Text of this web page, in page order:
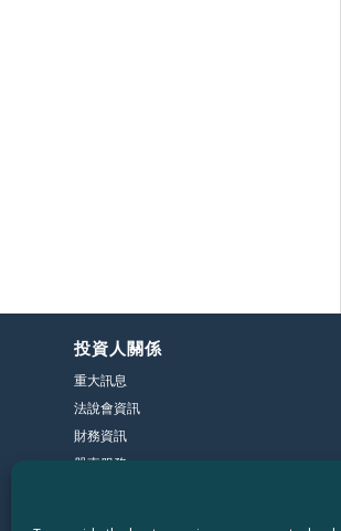
投資人關係
重大訊息
法說會資訊
財務資訊
股東服務